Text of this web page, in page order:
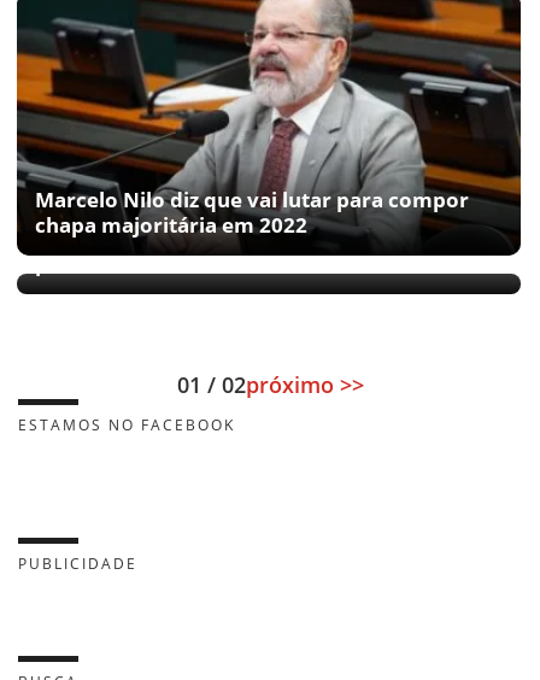
Marcelo Nilo diz que vai lutar para compor
chapa majoritária em 2022
Wagner tinha desejo diferente de Rui Costa
para Salvador
01 / 02próximo >>
ESTAMOS NO FACEBOOK
PUBLICIDADE